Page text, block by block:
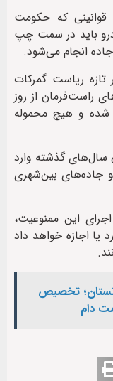
قوانینی که حکومت
باید در سمت چپ
انجام می‌شود.
ریاست گمرکات
راست‌فرمان از روز
شده و هیچ محموله
سال‌های گذشته وارد
جاده‌های بین‌شهری
این ممنوعیت،
یا اجازه خواهد داد
تخصیص